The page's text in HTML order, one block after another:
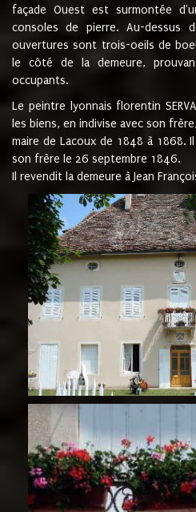
façade Ouest est surmontée
consoles de pierre. Au-dessus
ouvertures sont trois-oeils de
le côté de la demeure,
occupants.
Le peintre lyonnais florentin
les biens, en indivise avec son
maire de Lacoux de 1848 à 1868.
son frère le 26 septembre 1846.
Il revendit la demeure à Jean